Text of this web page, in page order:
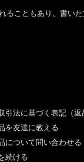
ることもあり、書い
引法に基づく表記（返
を友達に教える
について問い合わせる
続ける